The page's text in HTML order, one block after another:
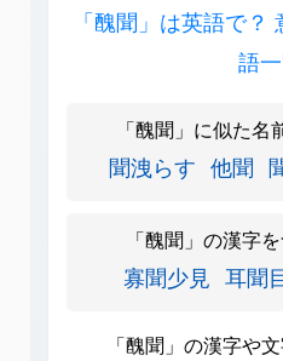
「醜聞」は英語で
語
「醜聞」に似た名
聞洩らす 他聞
「醜聞」の漢字
寡聞少見 耳聞
「醜聞」の漢字や